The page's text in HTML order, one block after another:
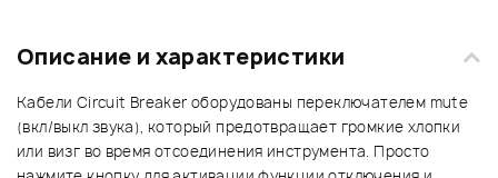
Описание и характеристики
Кабели Circuit Breaker оборудованы переключателем mute
(вкл/выкл звука), который предотвращает громкие хлопки
или визг во время отсоединения инструмента. Просто